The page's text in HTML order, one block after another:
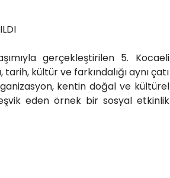
gerçekleştirilen 5. Kocaeli
kültür ve farkındalığı aynı çatı
kentin doğal ve kültürel
eden örnek bir sosyal etkinlik